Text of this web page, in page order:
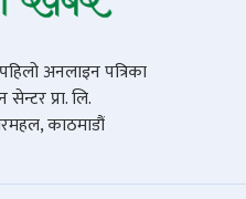
अनलाइन पत्रिका
प्रा. लि.
काठमाडौं